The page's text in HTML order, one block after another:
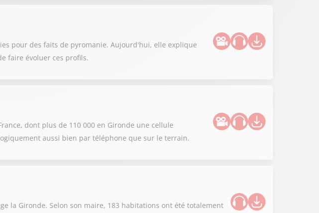
pour des faits de pyromanie. Aujourd'hui, elle explique
faire évoluer ces profils.
dont plus de 110 000 en Gironde une cellule
aussi bien par téléphone que sur le terrain.
la Gironde. Selon son maire, 183 habitations ont été totalement